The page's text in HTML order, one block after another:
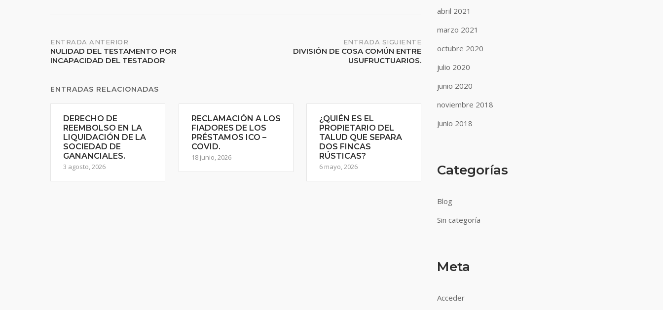
ENTRADA ANTERIOR
NULIDAD DEL TESTAMENTO POR
INCAPACIDAD DEL TESTADOR
ENTRADA SIGUIENTE
DIVISIÓN DE COSA COMÚN ENTRE
USUFRUCTUARIOS.
ENTRADAS RELACIONADAS
DERECHO DE
REEMBOLSO EN LA
LIQUIDACIÓN DE LA
SOCIEDAD DE
GANANCIALES.
3 agosto, 2026
RECLAMACIÓN A LOS
FIADORES DE LOS
PRÉSTAMOS ICO –
COVID.
18 junio, 2026
¿QUIÉN ES EL
PROPIETARIO DEL
TALUD QUE SEPARA
DOS FINCAS
RÚSTICAS?
6 mayo, 2026
abril 2021
marzo 2021
octubre 2020
julio 2020
junio 2020
noviembre 2018
junio 2018
Categorías
Blog
Sin categoría
Meta
Acceder